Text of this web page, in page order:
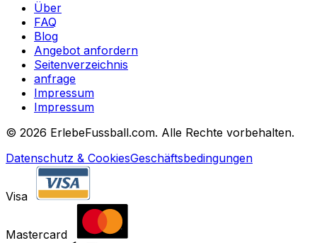
Über
FAQ
Blog
Angebot anfordern
Seitenverzeichnis
anfrage
Impressum
Impressum
© 2026 ErlebeFussball.com. Alle Rechte vorbehalten.
Datenschutz & CookiesGeschäftsbedingungen
Visa
Mastercard